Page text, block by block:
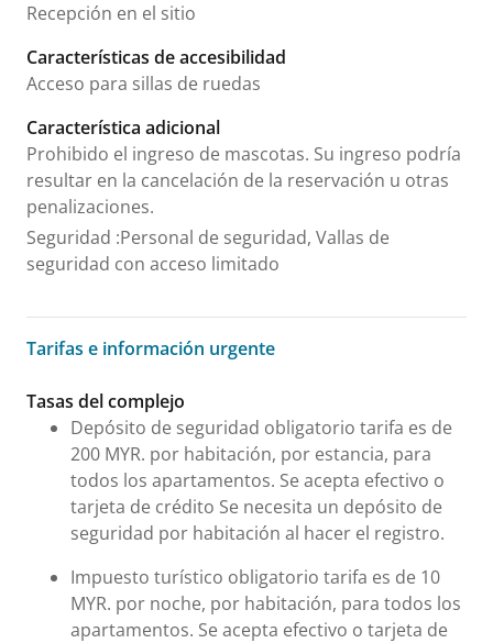
Recepción en el sitio
Características de accesibilidad
Acceso para sillas de ruedas
Característica adicional
Prohibido el ingreso de mascotas. Su ingreso podría
resultar en la cancelación de la reservación u otras
penalizaciones.
Seguridad :Personal de seguridad, Vallas de
seguridad con acceso limitado
Tarifas e información urgente
Tarifas e información urgente
Tasas del complejo
Depósito de seguridad obligatorio tarifa es de
200 MYR. por habitación, por estancia, para
todos los apartamentos. Se acepta efectivo o
tarjeta de crédito Se necesita un depósito de
seguridad por habitación al hacer el registro.
Impuesto turístico obligatorio tarifa es de 10
MYR. por noche, por habitación, para todos los
apartamentos. Se acepta efectivo o tarjeta de